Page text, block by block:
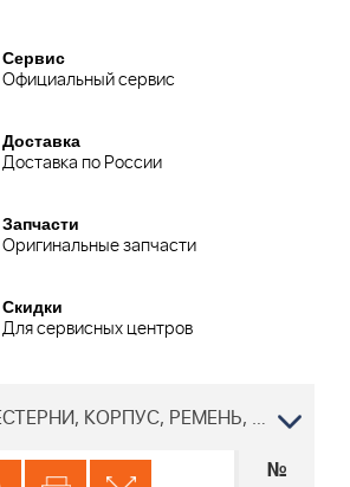
Сервис
Официальный сервис
Доставка
Доставка по России
Запчасти
Оригинальные запчасти
Скидки
Для сервисных центров
1 КОЛЕСА, ШЕСТЕРНИ, КОРПУС, РЕМЕНЬ, РЕДУКТОР Газонокосилка Хускварна LC 53 BE 96666900200 2011-01
№